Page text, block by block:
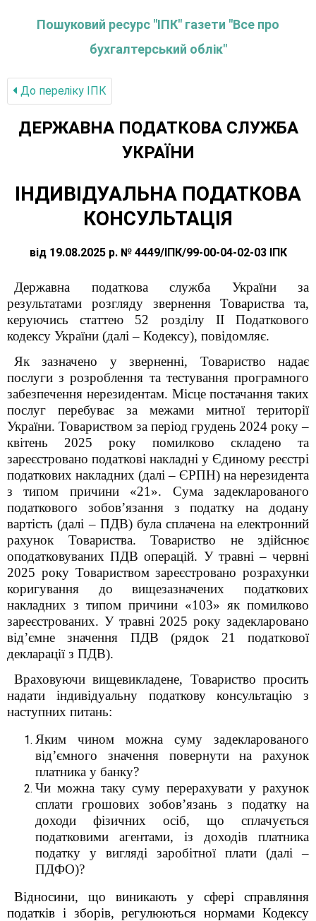
Пошуковий ресурс "ІПК" газети "Все про
бухгалтерський облік"
До переліку IПК
ДЕРЖАВНА ПОДАТКОВА СЛУЖБА
УКРАЇНИ
ІНДИВІДУАЛЬНА ПОДАТКОВА
КОНСУЛЬТАЦІЯ
від 19.08.2025 р. № 4449/ІПК/99-00-04-02-03 ІПК
Державна податкова служба України за
результатами розгляду зверненняТовариства та,
керуючись статтею 52 розділу II Податкового
кодексу України (далі – Кодексу), повідомляє.
Як зазначено у зверненні, Товариство надає
послуги з розроблення та тестування програмного
забезпечення нерезидентам. Місце постачання таких
послуг перебуває за межами митної території
України. Товариством за період грудень 2024 року–
квітень 2025 року помилково складено та
зареєстровано податкові накладні у Єдиному реєстрі
податкових накладних (далі – ЄРПН) на нерезидента
з типом причини «21». Сума задекларованого
податкового зобов’язання з податку на додану
вартість (далі – ПДВ) була сплачена на електронний
рахунок Товариства. Товариство не здійснює
оподатковуваних ПДВ операцій. У травні–червні
2025 року Товариством зареєстровано розрахунки
коригування до вищезазначених податкових
накладних з типом причини «103» як помилково
зареєстрованих. У травні 2025 року задекларовано
від’ємне значення ПДВ (рядок 21 податкової
декларації з ПДВ).
Враховуючи вищевикладене, Товариство просить
надати індивідуальну податкову консультацію з
наступних питань:
Яким чином можна суму задекларованого
від’ємного значення повернути на рахунок
платника у банку?
Чи можна таку суму перерахувати у рахунок
сплати грошових зобов’язань з податку на
доходи фізичних осіб, що сплачується
податковими агентами, із доходів платника
податку у вигляді заробітної плати (далі –
ПДФО)?
Відносини, що виникають у сфері справляння
податків і зборів, регулюються нормами Кодексу